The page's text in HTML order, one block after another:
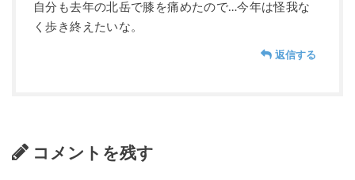
自分も去年の北岳で膝を痛めたので…今年は怪我な
く歩き終えたいな。
返信する
コメントを残す